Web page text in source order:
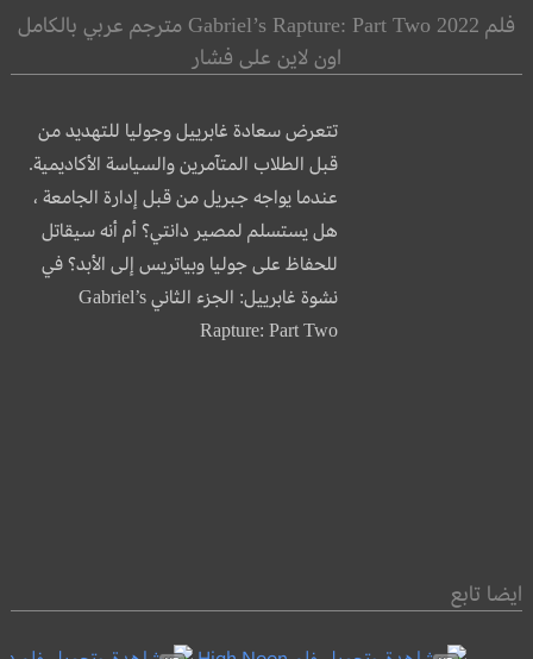
فلم Gabriel’s Rapture: Part Two 2022 مترجم عربي بالكامل
اون لاين على فشار
تتعرض سعادة غابرييل وجوليا للتهديد من
قبل الطلاب المتآمرين والسياسة الأكاديمية.
عندما يواجه جبريل من قبل إدارة الجامعة ،
هل يستسلم لمصير دانتي؟ أم أنه سيقاتل
للحفاظ على جوليا وبياتريس إلى الأبد؟ في
نشوة غابرييل: الجزء الثاني Gabriel’s
Rapture: Part Two
ايضا تابع